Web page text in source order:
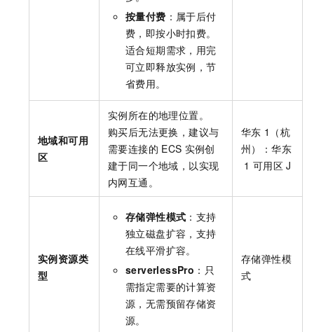
按量付费 ：属于后付
费，即按小时扣费。
适合短期需求，用完
可立即释放实例，节
省费用。
地域和可用
区
实例所在的地理位置。
购买后无法更换，建议与
需要连接的 ECS 实例创
建于同一个地域，以实现
内网互通。
华东 1（杭
州）：华东
1 可用区 J
实例资源类
型
存储弹性模式 ：支持
独立磁盘扩容，支持
在线平滑扩容。
serverlessPro ：只
需指定需要的计算资
源，无需预留存储资
源。
存储弹性模
式